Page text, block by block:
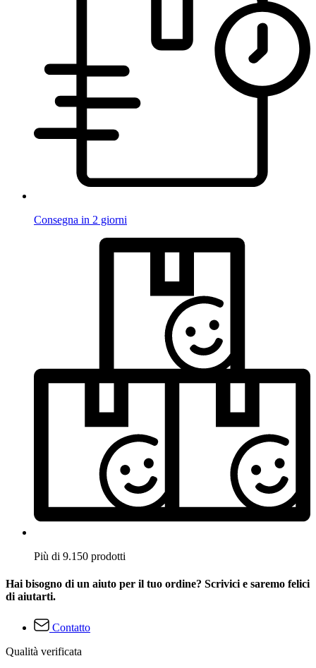
Consegna in 2 giorni
Più di 9.150 prodotti
Hai bisogno di un aiuto per il tuo ordine? Scrivici e saremo felici
di aiutarti.
Contatto
Qualità verificata